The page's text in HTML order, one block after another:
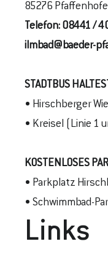
85276
Telefon: 08441 /
ilmbad@baeder-
STADTBUS
• Hirschberger
• Kreisel (Linie 1
KOSTENLOSES
• Parkplatz
• Schwimmbad-
Links